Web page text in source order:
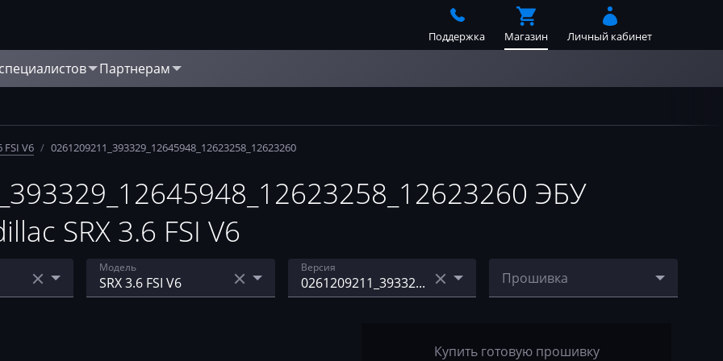
Поддержка Магазин Личный кабинет
Партнерам
FSI V6 / 0261209211_393329_12645948_12623258_12623260
ЭБУ
SRX 3.6 FSI V6
E67)
Модель Версия
Прошивка
60_stage1_E2.bin
Купить готовую прошивку